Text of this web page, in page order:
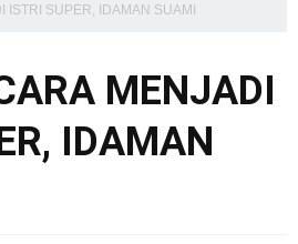
ISTRI SUPER, IDAMAN SUAMI
MENJADI
IDAMAN